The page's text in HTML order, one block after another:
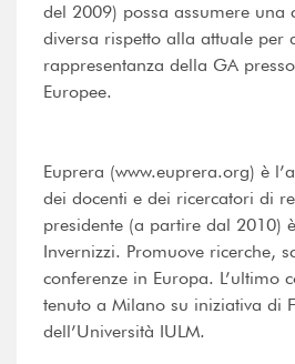
del 2009) possa assumere una
diversa rispetto alla attuale per
rappresentanza della GA
Europee.
Euprera (www.euprera.org) è
dei docenti e dei ricercatori di
presidente (a partire dal 2010)
Invernizzi. Promuove ricerche,
conferenze in Europa. L’ultimo
tenuto a Milano su iniziativa di
dell’Università IULM.